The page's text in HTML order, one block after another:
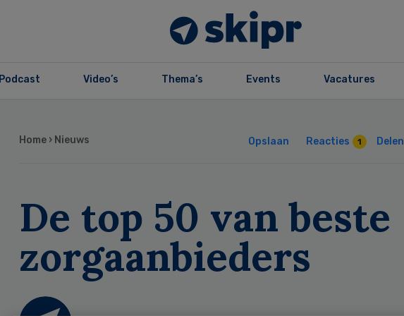
Podcast Video’s Thema’s Events Vacatures
Home › Nieuws Opslaan Reacties 1 Delen
De top 50 van beste
zorgaanbieders